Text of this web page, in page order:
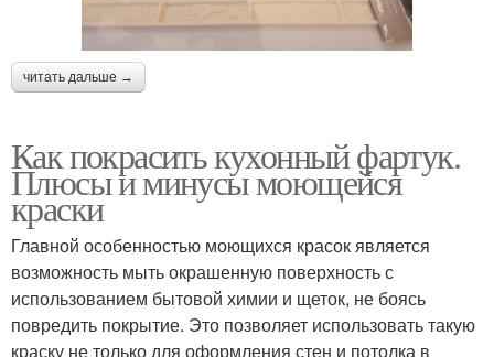
читать дальше →
Как покрасить кухонный фартук.
Плюсы и минусы моющейся
краски
Главной особенностью моющихся красок является
возможность мыть окрашенную поверхность с
использованием бытовой химии и щеток, не боясь
повредить покрытие. Это позволяет использовать такую
краску не только для оформления стен и потолка в